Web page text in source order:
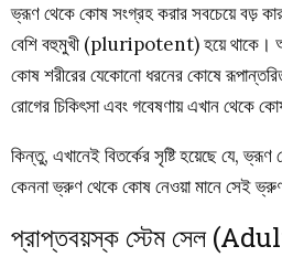
ভ্রূণ থেকে কোষ সংগ্রহ করার সবচেয়ে বড়
বেশি বহুমুখী (pluripotent) হয়ে থাকে।
কোষ শরীরের যেকোনো ধরনের কোষে
রোগের চিকিৎসা এবং গবেষণায় এখান থেকে
কিন্তু, এখানেই বিতর্কের সৃষ্টি হয়েছে যে,
কেননা ভ্রুণ থেকে কোষ নেওয়া মানে সেই ভ্রুণ
প্রাপ্তবয়স্ক স্টেম সেল